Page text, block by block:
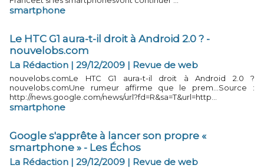
smartphone
Le HTC G1 aura-t-il droit à Android 2.0 ? -
nouvelobs.com
La Rédaction | 29/12/2009 | Revue de web
nouvelobs.comLe HTC G1 aura-t-il droit à Android 2.0 ?
nouvelobs.comUne rumeur affirme que le prem...Source :
http://news.google.com/news/url?fd=R&sa=T&url=http...
smartphone
Google s'apprête à lancer son propre «
smartphone » - Les Échos
La Rédaction | 29/12/2009 | Revue de web